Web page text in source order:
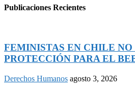
Publicaciones Recientes
FEMINISTAS EN CHILE NO
PROTECCIÓN PARA EL
Derechos Humanos agosto 3, 2026